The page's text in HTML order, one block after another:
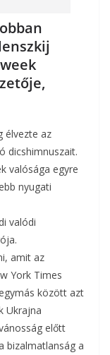
élvezte az
dicshimnuszait.
valósága egyre
nyugati
valódi
amit az
York Times
között azt
Ukrajna
előtt
bizalmatlanság a